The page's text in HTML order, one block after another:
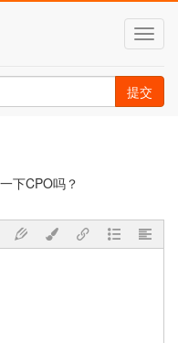
切
换
导
航
提交
下CPO吗？